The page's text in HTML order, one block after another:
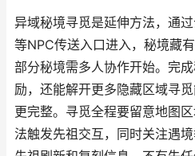
异域秘境寻觅是延伸方法，通
等NPC传送入口进入，秘境藏
部分秘境需多人协作开始。完
励，还能解开更多隐藏区域寻
更完整。寻觅全程要留意地图
法触发先祖交互，同时关注遇